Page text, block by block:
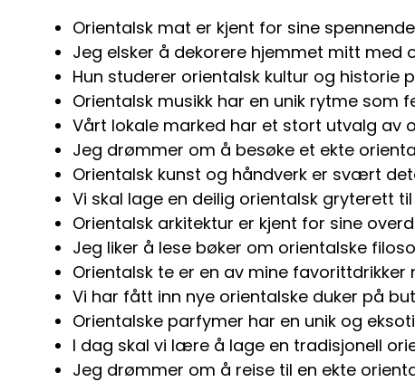
Orientalsk mat er kjent for sine
Jeg elsker å dekorere hjemmet mitt med
Hun studerer orientalsk kultur og historie
Orientalsk musikk har en unik rytme som
Vårt lokale marked har et stort utvalg av
Jeg drømmer om å besøke et ekte
Orientalsk kunst og håndverk er svært
Vi skal lage en deilig orientalsk gryterett
Orientalsk arkitektur er kjent for sine
Jeg liker å lese bøker om orientalske
Orientalsk te er en av mine favorittdrikker
Vi har fått inn nye orientalske duker på
Orientalske parfymer har en unik og
I dag skal vi lære å lage en tradisjonell
Jeg drømmer om å reise til en ekte